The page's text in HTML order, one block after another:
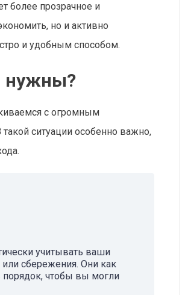
более прозрачное и
но и активно
и удобным способом.
нужны?
с огромным
ситуации особенно важно,
учитывать ваши
сбережения. Они как
чтобы вы могли